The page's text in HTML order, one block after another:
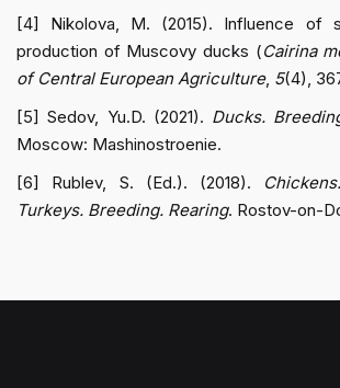
[4] Nikolova, M. (2015). Influence of
production of Muscovy ducks (Cairina
of Central European Agriculture, 5(4),
[5] Sedov, Yu.D. (2021). Ducks.
Moscow: Mashinostroenie.
[6] Rublev, S. (Ed.). (2018).
Turkeys. Breeding. Rearing. Rostov-on-